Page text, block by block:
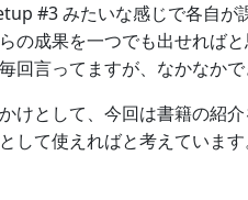
#3 みたいな感じで各自が
の成果を一つでも出せれば
回言ってますが、なかなかで
けとして、今回は書籍の紹
して使えればと考えていま